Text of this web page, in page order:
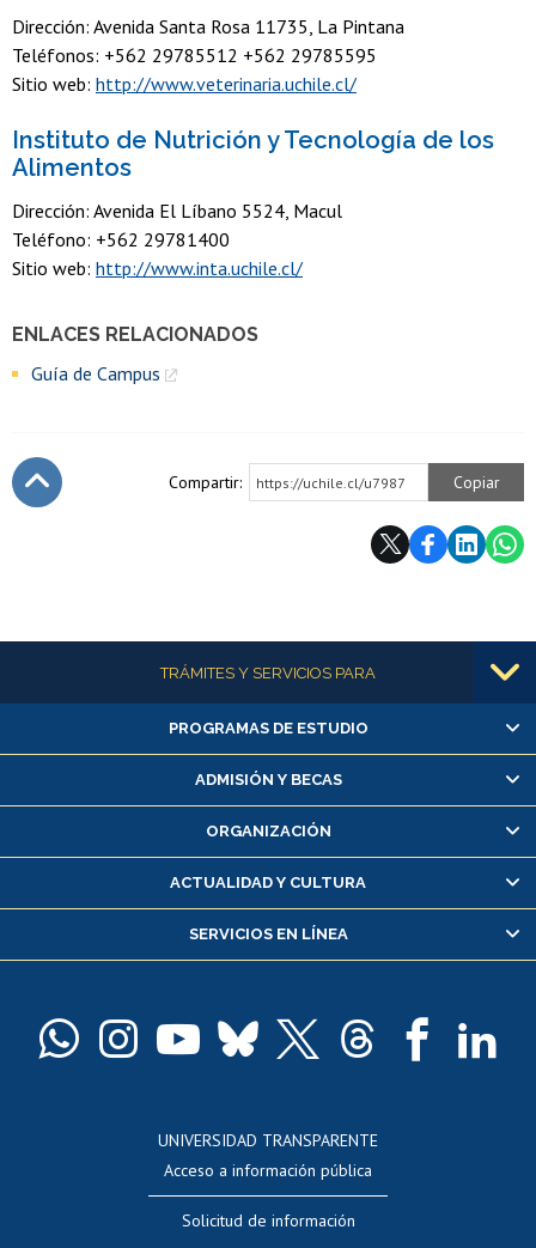
ENLACES RELACIONADOS
Guía de Campus
Dirección: Avenida Santa Rosa 11735, La Pintana
Teléfonos: +562 29785512 +562 29785595
Sitio web: http://www.veterinaria.uchile.cl/
Instituto de Nutrición y Tecnología de los
Alimentos
Dirección: Avenida El Líbano 5524, Macul
Teléfono: +562 29781400
Sitio web: http://www.inta.uchile.cl/
Compartir: https://uchile.cl/u7987 Copiar
Más informaciónTRÁMITES Y SERVICIOS PARA
Alumnas/os y exalumnas/os
Matrícula en línea
Inscripción y cambio de asignaturas
Consulta y certificado de notas
Servicio médico y dental
Pago de arancel y crédito alumnos
Docentes
Perfeccionamiento
Editar Portafolio Académico
Evaluación docente
PROGRAMAS DE ESTUDIO
ADMISIÓN Y BECAS
ORGANIZACIÓN
ACTUALIDAD Y CULTURA
SERVICIOS EN LÍNEA
UNIVERSIDAD TRANSPARENTE
Acceso a información pública
Solicitud de información